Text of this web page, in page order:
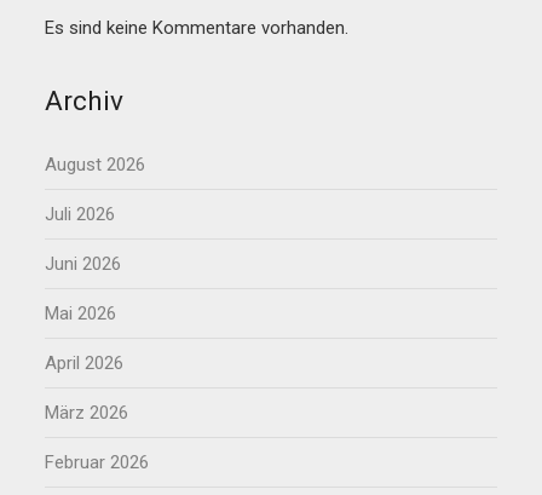
Es sind keine Kommentare vorhanden.
Archiv
August 2026
Juli 2026
Juni 2026
Mai 2026
April 2026
März 2026
Februar 2026